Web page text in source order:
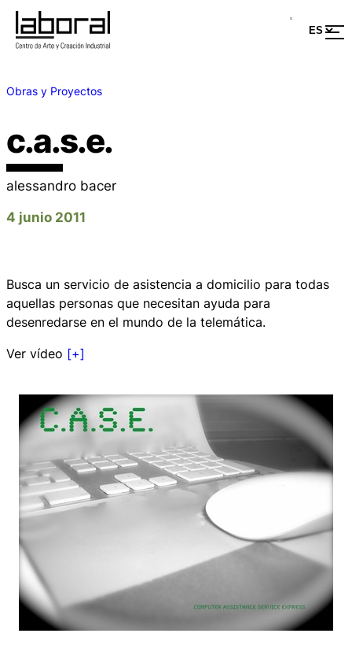
Obras y Proyectos
c.a.s.e.
alessandro bacer
4 junio 2011
Busca un servicio de asistencia a domicilio para todas
aquellas personas que necesitan ayuda para
desenredarse en el mundo de la telemática.
Ver vídeo [+]